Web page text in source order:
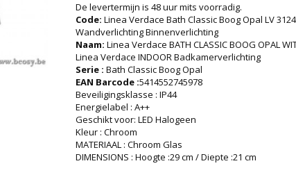
De levertermijn is 48 uur mits voorradig.
Code: Linea Verdace Bath Classic Boog Opal LV
Wandverlichting Binnenverlichting
Naam: Linea Verdace BATH CLASSIC BOOG OPAL
Linea Verdace INDOOR Badkamerverlichting
Serie : Bath Classic Boog Opal
EAN Barcode :5414552745978
Beveiligingsklasse : IP44
Energielabel : A++
Geschikt voor: LED Halogeen
Kleur : Chroom
MATERIAAL : Chroom Glas
DIMENSIONS : Hoogte :29 cm / Diepte :21 cm